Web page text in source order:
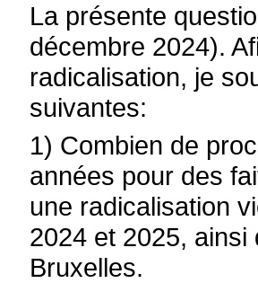
La présente
décembre 2024).
radicalisation, je
suivantes:
1) Combien de
années pour des
une radicalisation
2024 et 2025,
Bruxelles.